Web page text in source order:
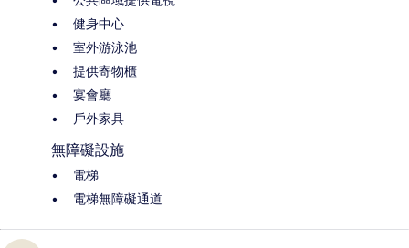
健身中心
室外游泳池
提供寄物櫃
宴會廳
戶外家具
無障礙設施
電梯
電梯無障礙通道